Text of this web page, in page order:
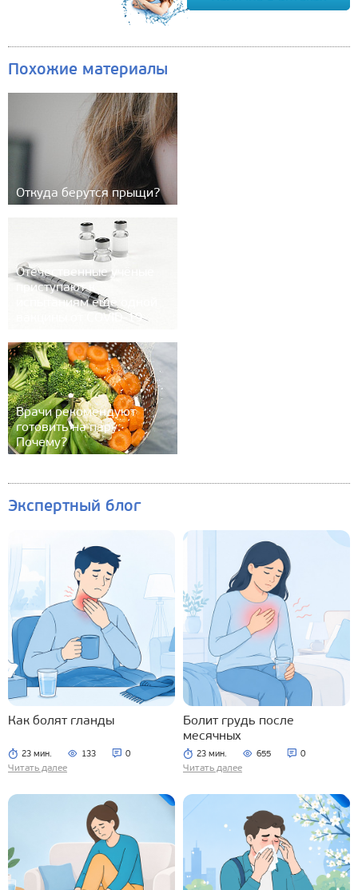
Похожие материалы
Откуда берутся прыщи?
Отечественные учёные
приступают к
испытаниям ещё одной
вакцины от COVID-19
Врачи рекомендуют
готовить на пару.
Почему?
Экспертный блог
Как болят гланды
23 мин. 133 0
Читать далее
Болит грудь после
месячных
23 мин. 655 0
Читать далее